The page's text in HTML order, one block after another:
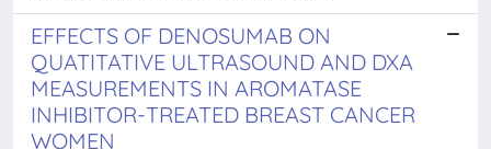
EFFECTS OF DENOSUMAB ON
QUATITATIVE ULTRASOUND AND DXA
MEASUREMENTS IN AROMATASE
INHIBITOR-TREATED BREAST CANCER
WOMEN